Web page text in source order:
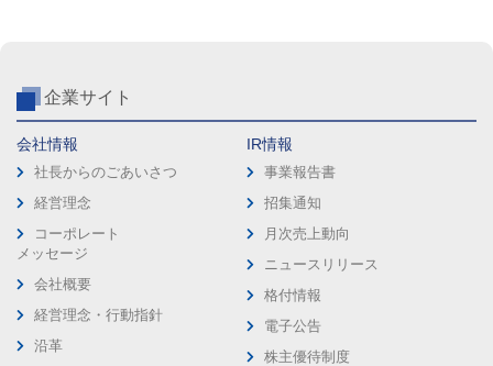
企業サイト
会社情報
社長からのごあいさつ
経営理念
コーポレート
メッセージ
会社概要
経営理念・行動指針
沿革
IR情報
事業報告書
招集通知
月次売上動向
ニュースリリース
格付情報
電子公告
株主優待制度